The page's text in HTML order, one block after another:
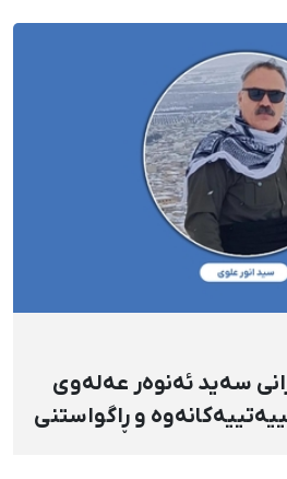
سەید ئەنوەر عەلەوی
و ڕاگواستنی